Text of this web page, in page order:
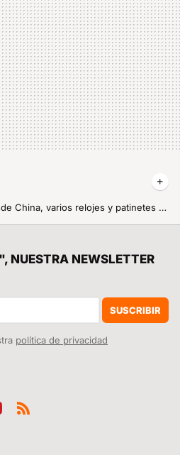
Llegan malas noticias desde China, varios relojes y patinetes eléctricos de Xiaomi se han quedado sin soporte oficial de la marca y nunca más se podrán actualizar
Un hot pot barato y sin salir de casa por fin es posible gracias a Xiaomi. Su último electrodoméstico trae lo mejor de la cocina china a nuestro hogar
NUESTRA NEWSLETTER
SUSCRIBIR
política de privacidad